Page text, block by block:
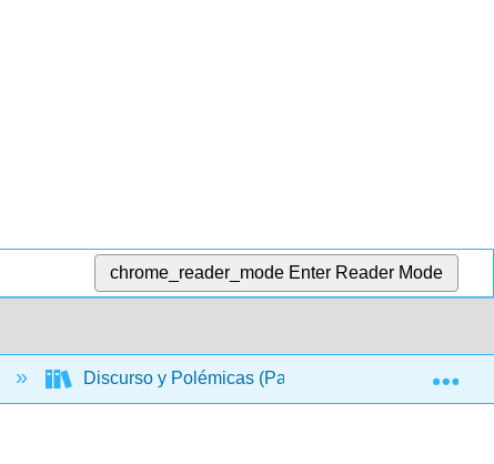
chrome_reader_mode Enter Reader Mode
Discurso y Polémicas (Patricia Bolaños-Fabres &